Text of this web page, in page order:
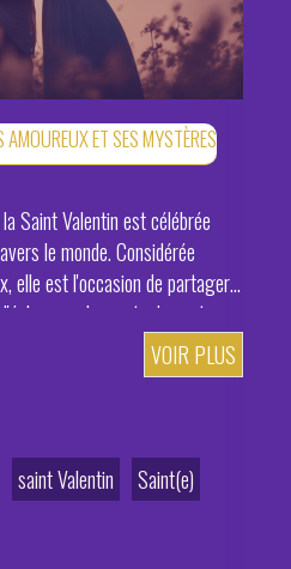
AMOUREUX ET SES MYSTÈRES
Saint Valentin est célébrée
le monde. Considérée
elle est l'occasion de partager
des mots doux et
VOIR PLUS
saint Valentin
Saint(e)